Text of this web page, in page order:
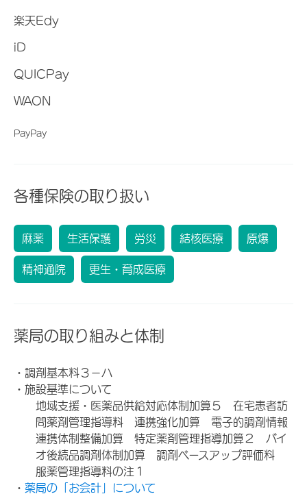
楽天Edy
iD
QUICPay
WAON
PayPay
各種保険の取り扱い
麻薬 生活保護 労災 結核医療 原爆
精神通院 更生・育成医療
薬局の取り組みと体制
・調剤基本料３－ハ
・施設基準について
地域支援・医薬品供給対応体制加算５ 在宅患者訪
問薬剤管理指導料 連携強化加算 電子的調剤情報
連携体制整備加算 特定薬剤管理指導加算２ バイ
オ後続品調剤体制加算 調剤ベースアップ評価料
服薬管理指導料の注１
・ 薬局の「お会計」について